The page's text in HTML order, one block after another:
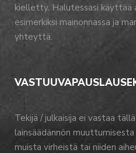
kielletty. Halutessasi käyttää
esimerkiksi mainonnassa ja
yhteyttä.
Tekijä / julkaisija ei vastaa
lainsäädännön
muista virheistä tai niiden